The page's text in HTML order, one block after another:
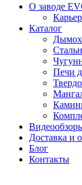
О заводе
Каталог
Печи
Доставка и
Блог
Контакты